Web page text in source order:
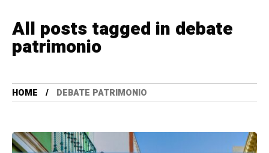
All posts tagged in debate
patrimonio
HOME DEBATE PATRIMONIO